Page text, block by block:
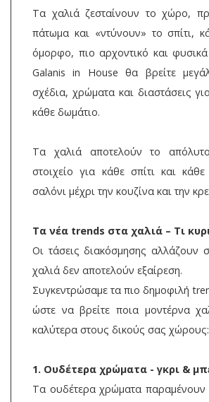
Τα χαλιά ζεσταίνουν το χώρο,
πάτωμα και «ντύνουν» το σπίτι,
όμορφο, πιο αρχοντικό και
Galanis in House θα βρείτε
σχέδια, χρώματα και διαστάσεις
κάθε δωμάτιο.
Τα χαλιά αποτελούν το απόλυτο
στοιχείο για κάθε σπίτι και
σαλόνι μέχρι την κουζίνα και την
Τα νέα trends στα χαλιά – Τι
Οι τάσεις διακόσμησης αλλάζουν
χαλιά δεν αποτελούν εξαίρεση.
Συγκεντρώσαμε τα πιο δημοφιλή
ώστε να βρείτε ποια μοντέρνα
καλύτερα στους δικούς σας χώρους:
1. Ουδέτερα χρώματα - γκρι &
Τα ουδέτερα χρώματα